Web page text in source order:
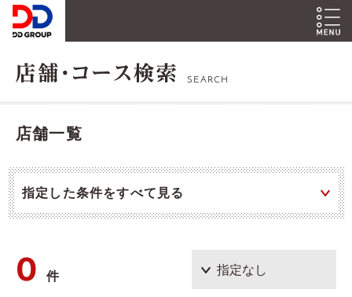
SEARCH
店舗一覧
指定した条件をすべて見る
0件